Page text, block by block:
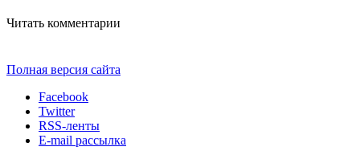
Читать комментарии
Полная версия сайта
Facebook
Twitter
RSS-ленты
E-mail рассылка